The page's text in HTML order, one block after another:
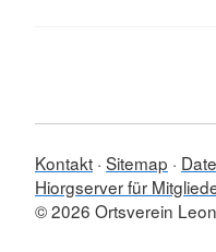
Kontakt Sitemap
Hiorgserver für
© 2026 Ortsverein